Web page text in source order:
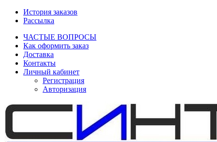
История заказов
Рассылка
ЧАСТЫЕ ВОПРОСЫ
Как оформить заказ
Доставка
Контакты
Личный кабинет
Регистрация
Авторизация